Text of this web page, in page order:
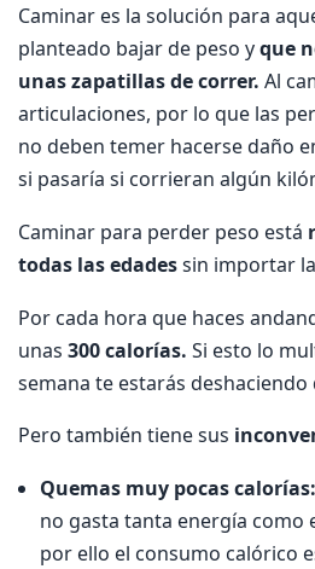
Caminar es la solución para
planteado bajar de peso yque
unas zapatillas de correr. Al
articulaciones, por lo que las
no deben temer hacerse daño
si pasaría si corrieran algún
Caminar para perder peso está
todas las edadessin importar
Por cada hora que haces
unas 300 calorías. Si esto lo
semana te estarás deshaciendo
Pero también tiene sus
Quemas muy pocas
no gasta tanta energía como
por ello el consumo calórico